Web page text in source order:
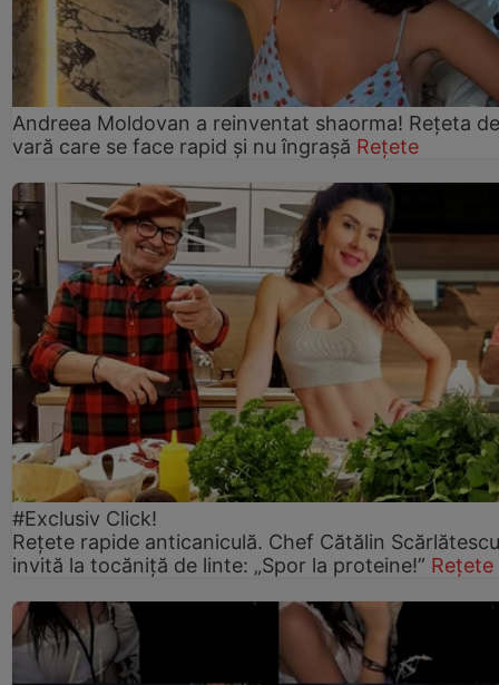
Andreea Moldovan a reinventat shaorma! Rețeta de
vară care se face rapid și nu îngrașă Rețete
#Exclusiv Click!
Rețete rapide anticaniculă. Chef Cătălin
invită la tocăniță de linte: „Spor la proteine!” Rețete